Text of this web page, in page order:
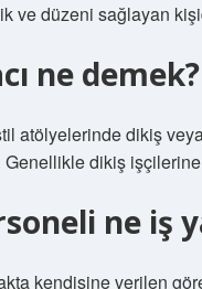
ve düzeni sağlayan
ne demek?
atölyelerinde dikiş
dikiş
ne iş
kendisine verilen